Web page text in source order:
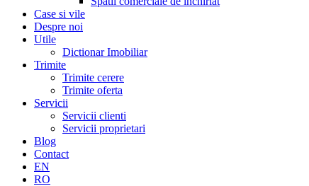
Case si vile
Despre noi
Utile
Dictionar Imobiliar
Trimite
Trimite cerere
Trimite oferta
Servicii
Servicii clienti
Servicii proprietari
Blog
Contact
EN
RO